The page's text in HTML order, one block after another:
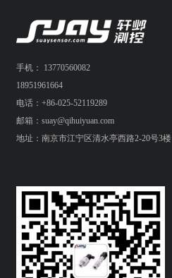
手机： 13770560082
18951961664
电话：+86-025-52119289
邮箱：suay@qihuiyuan.com
地址：南京市江宁区清水亭西路2-20号3楼